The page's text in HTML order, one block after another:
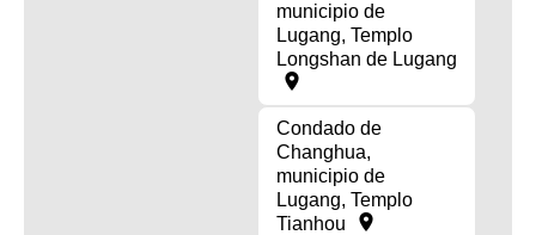
municipio de
Lugang, Templo
Longshan de Lugang
Condado de
Changhua,
municipio de
Lugang, Templo
Tianhou